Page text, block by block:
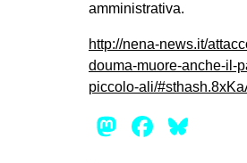
amministrativa.
http://nena-news.it/
douma-muore-anche-il-
piccolo-ali/
Mastodon